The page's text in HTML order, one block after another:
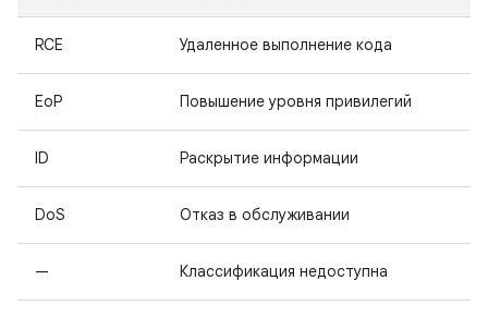
RCE Удаленное выполнение кода
EoP Повышение уровня привилегий
ID Раскрытие информации
DoS Отказ в обслуживании
— Классификация недоступна